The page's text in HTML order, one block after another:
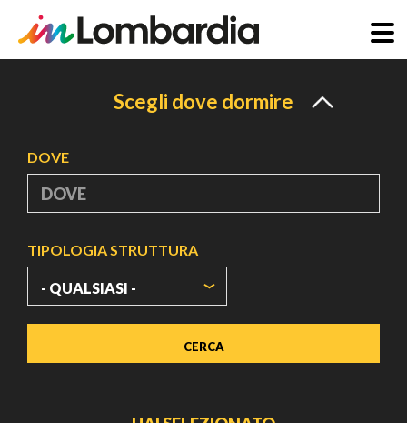
Scegli dove dormire
DOVE
TIPOLOGIA STRUTTURA